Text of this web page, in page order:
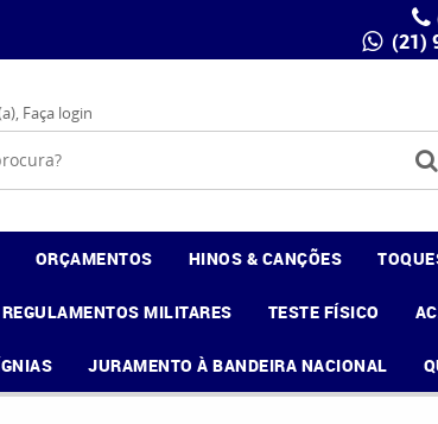
(21)
Faça login
ORÇAMENTOS HINOS & CANÇÕES
REGULAMENTOS MILITARES TESTE FÍSICO
JURAMENTO À BANDEIRA NACIONAL